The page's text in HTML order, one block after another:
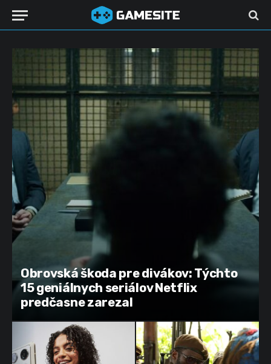
Obrovská škoda pre divákov: Týchto
15 geniálnych seriálov Netflix
predčasne zarezal